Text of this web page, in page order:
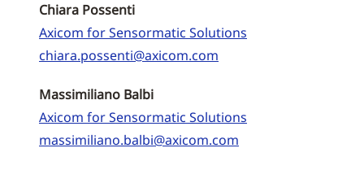
Chiara Possenti
Axicom for Sensormatic Solutions
chiara.possenti@axicom.com
Massimiliano Balbi
Axicom for Sensormatic Solutions
massimiliano.balbi@axicom.com